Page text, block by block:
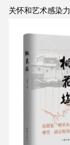
关怀和艺术感染力